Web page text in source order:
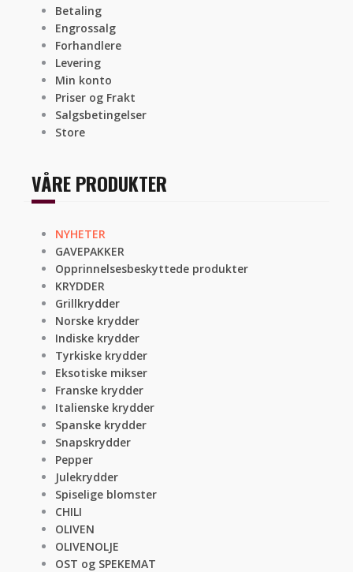
Betaling
Engrossalg
Forhandlere
Levering
Min konto
Priser og Frakt
Salgsbetingelser
Store
VÅRE PRODUKTER
NYHETER
GAVEPAKKER
Opprinnelsesbeskyttede produkter
KRYDDER
Grillkrydder
Norske krydder
Indiske krydder
Tyrkiske krydder
Eksotiske mikser
Franske krydder
Italienske krydder
Spanske krydder
Snapskrydder
Pepper
Julekrydder
Spiselige blomster
CHILI
OLIVEN
OLIVENOLJE
OST og SPEKEMAT